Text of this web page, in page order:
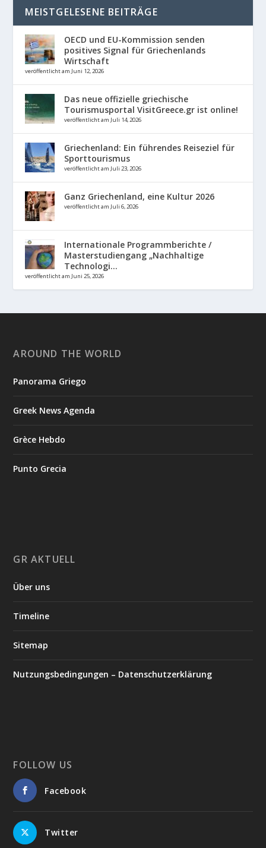
MEISTGELESENE BEITRÄGE
OECD und EU-Kommission senden
positives Signal für Griechenlands
Wirtschaft
veröffentlicht am Juni 12, 2026
Das neue offizielle griechische
Tourismusportal VisitGreece.gr ist online!
veröffentlicht am Juli 14, 2026
Griechenland: Ein führendes Reiseziel für
Sporttourismus
veröffentlicht am Juli 23, 2026
Ganz Griechenland, eine Kultur 2026
veröffentlicht am Juli 6, 2026
Internationale Programmberichte /
Masterstudiengang „Nachhaltige
Technologi...
veröffentlicht am Juni 25, 2026
AROUND THE WORLD
Panorama Griego
Greek News Agenda
Grèce Hebdo
Punto Grecia
GR AKTUELL
Über uns
Timeline
Sitemap
Nutzungsbedingungen – Datenschutzerklärung
FOLLOW US
Facebook
Twitter